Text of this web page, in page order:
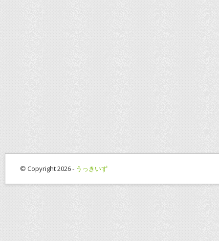
© Copyright 2026 - うっきいず